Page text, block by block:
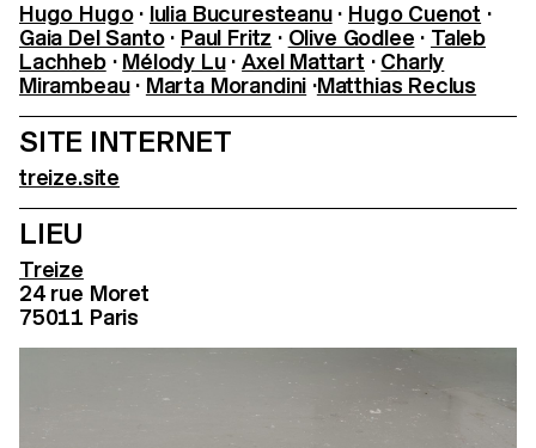
Hugo Hugo· Iulia Bucuresteanu· Hugo Cuenot ·
Gaia Del Santo· Paul Fritz · Olive Godlee · Taleb
Lachheb· Mélody Lu·Axel Mattart · Charly
Mirambeau· Marta Morandini ·Matthias Reclus
SITE INTERNET
treize.site
LIEU
Treize
24 rue Moret
75011 Paris